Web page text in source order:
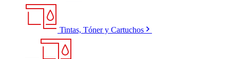
Tintas, Tóner y Cartuchos